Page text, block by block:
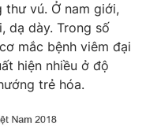
thư vú. Ở nam giới,
dạ dày. Trong số
mắc bệnh viêm đại
hiện nhiều ở độ
trẻ hóa.